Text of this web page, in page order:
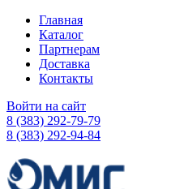
Главная
Каталог
Партнерам
Доставка
Контакты
Войти на сайт
8 (383) 292-79-79
8 (383) 292-94-84